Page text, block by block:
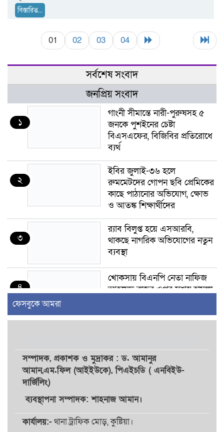
বিস্তারিত...
01 02 03 04
সর্বশেষ সংবাদ
জনপ্রিয় সংবাদ
১
গাংনী সীমান্তে নারী-পুরুষসহ ৫
জনকে পুশইনের চেষ্টা
বিএসএফের, বিজিবির প্রতিরোধে
ব্যর্থ
২
ইবির জুলাই-৩৬ হলে
রুমমেটদের গোপন ছবি প্রেমিকের
কাছে পাঠানোর অভিযোগ, ক্ষোভ
ও আতঙ্ক শিক্ষার্থীদের
৩
র‍্যাব বিলুপ্ত হয়ে এসআরবি,
থাকছে নাগরিক অভিযোগের নতুন
ব্যবস্থা
৪
খোকসায় বিএনপি নেতা নাফিজ
আহমেদ রাজুর ওপর সশস্ত্র হামলা,
আমির হামজা
ইসলামী বিশ্ববিদ্যালয়র ৪৪
তৎপরতার অভিযোগ/ তদন্তে
গঠিত হলো উচ্চপর্যায়ের কমিটি
ফেসবুকে আমরা
সম্পাদক, প্রকাশকওমুদ্রাকর: ড. আমানুর
আমান,এম.ফিল (আইইউকে), পিএইচডি ( এনবিইউ-
দার্জিলিং)
ব্যবস্থাপনা সম্পাদক: শাহনাজ আমান।
কার্যালয়:-থানা ট্রাফিক মোড়, কুষ্টিয়া।